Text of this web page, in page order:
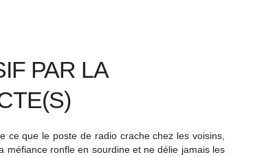
PAR LA
ce que le poste de radio crache chez les voisins,
méfiance ronfle en sourdine et ne délie jamais les